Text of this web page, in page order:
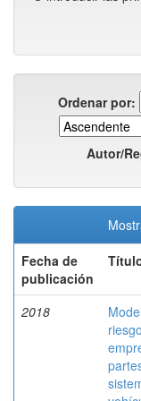
Ordenar por:
Autor/
Fecha de
publicación
2018